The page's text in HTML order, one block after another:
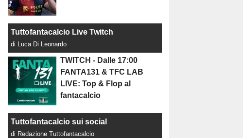
Tuttofantacalcio Live Twitch
di Luca Di Leonardo
TWITCH - Dalle 17:00
FANTA131 & TFC LAB
LIVE: Top & Flop al
fantacalcio
Tuttofantacalcio sui social
di Redazione Tuttofantacalcio